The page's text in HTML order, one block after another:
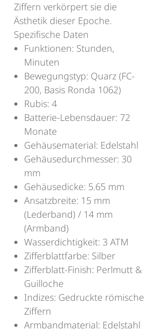
Ziffern verkörpert sie die
Ästhetik dieser Epoche.
Spezifische Daten
Funktionen: Stunden,
Minuten
Bewegungstyp: Quarz (FC-
200, Basis Ronda 1062)
Rubis: 4
Batterie-Lebensdauer: 72
Monate
Gehäusematerial: Edelstahl
Gehäusedurchmesser: 30
mm
Gehäusedicke: 5.65 mm
Ansatzbreite: 15 mm
(Lederband) / 14 mm
(Armband)
Wasserdichtigkeit: 3 ATM
Zifferblattfarbe: Silber
Zifferblatt-Finish: Perlmutt &
Guilloche
Indizes: Gedruckte römische
Ziffern
Armbandmaterial: Edelstahl